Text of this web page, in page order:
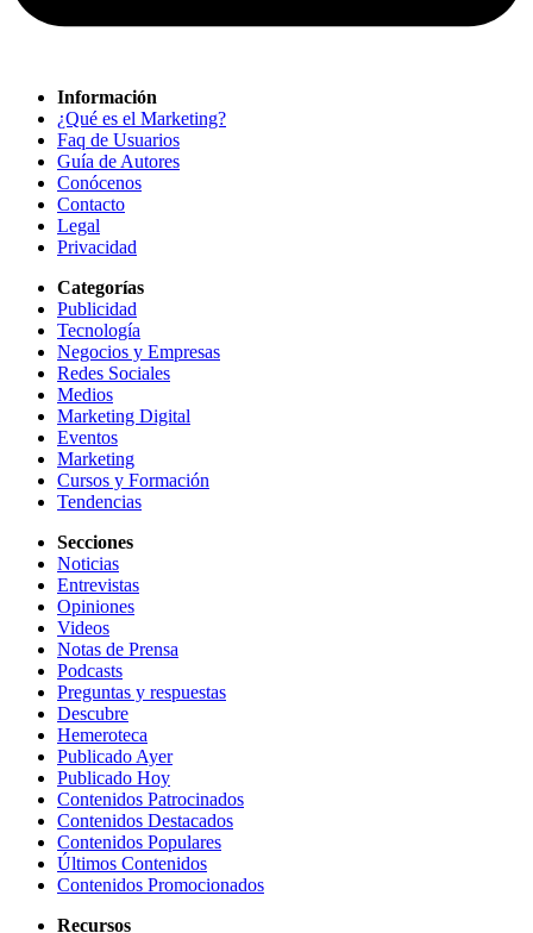
Información
¿Qué es el Marketing?
Faq de Usuarios
Guía de Autores
Conócenos
Contacto
Legal
Privacidad
Categorías
Publicidad
Tecnología
Negocios y Empresas
Redes Sociales
Medios
Marketing Digital
Eventos
Marketing
Cursos y Formación
Tendencias
Secciones
Noticias
Entrevistas
Opiniones
Videos
Notas de Prensa
Podcasts
Preguntas y respuestas
Descubre
Hemeroteca
Publicado Ayer
Publicado Hoy
Contenidos Patrocinados
Contenidos Destacados
Contenidos Populares
Últimos Contenidos
Contenidos Promocionados
Recursos